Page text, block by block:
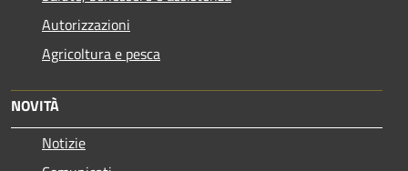
Autorizzazioni
Agricoltura e pesca
NOVITÀ
Notizie